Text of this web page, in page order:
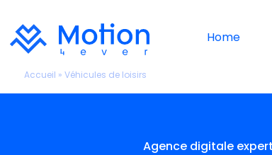
Home
Accueil » Véhicules de loisirs
Agence digitale